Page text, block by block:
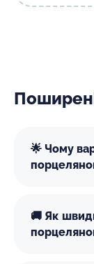
🌟 Чому
🚚 Як